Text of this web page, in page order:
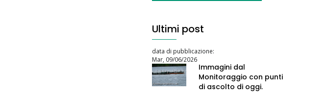
Ultimi post
data di pubblicazione:
Mar, 09/06/2026
Immagini dal
Monitoraggio con punti
di ascolto di oggi.